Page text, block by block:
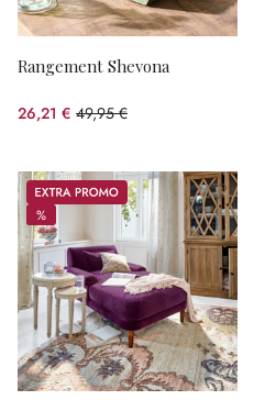
Rangement Shevona
26,21 € 49,95 €
(47.53%spared)
Promos
%
%